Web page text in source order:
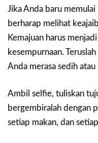
Jika Anda baru
berharap melihat
Kemajuan harus
kesempurnaan.
Anda merasa sedih
Ambil selfie, tuliskan
bergembiralah dengan
setiap makan, dan